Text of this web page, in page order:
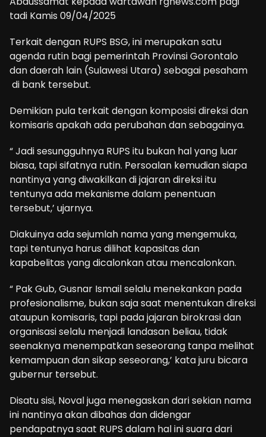
tadi Kamis 09/04/2025
Terkait dengan RUPS BSG, ini merupakan satu
agenda rutin bagi pemerintah Provinsi Gorontalo
dan daerah lain (Sulawesi Utara) sebagai pesaham
di bank tersebut.
Demikian pula terkait dengan komposisi direksi dan
komisaris apakah ada perubahan dan sebagainya.
“ Jadi sesungguhnya RUPS itu bukan hal yang luar
biasa, tapi sifatnya rutin. Persoalan kemudian siapa
nantinya yang diwakilkan di jajaran direksi itu
tentunya ada mekanisme dalam penentuan
tersebut,’ ujarnya.
Diakuinya ada sejumlah nama yang mengemuka,
tapi tentunya harus dilihat kapasitas dan
kapabelitas yang dicalonkan atau mencalonkan.
“ Pak Gub, Gusnar Ismail selalu menekankan pada
profesionalisme, bukan saja saat menentukan direksi
ataupun komisaris, tapi pada jajaran birokrasi dan
organisasi selalu menjadi landasan beliau, tidak
seenaknya menempatkan seseorang tanpa melihat
kemampuan dan sikap seseorang,’ kata juru bicara
gubernur tersebut.
Disatu sisi, Noval juga menegaskan dari sekian nama
ini nantinya akan dibahas dan didengar
pendapatnya saat RUPS dalam hal ini suara dari